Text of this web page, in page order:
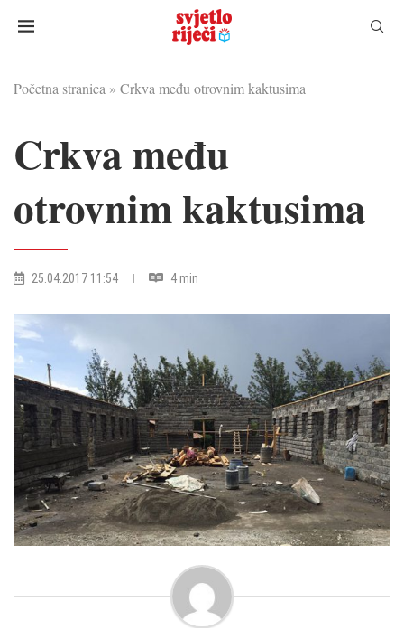
Početna stranica » Crkva među otrovnim kaktusima
Crkva među
otrovnim kaktusima
25.04.2017 11:54 4 min